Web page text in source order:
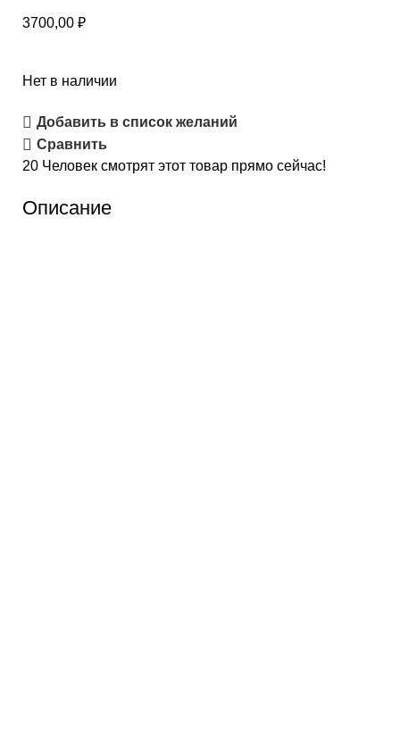
3700,00 ₽
Нет в наличии
Добавить в список желаний
Сравнить
20 Человек смотрят этот товар прямо сейчас!
Описание